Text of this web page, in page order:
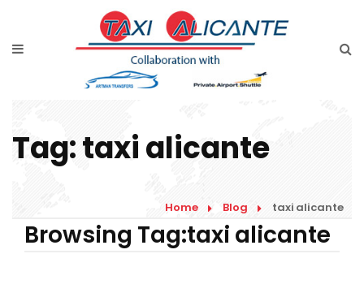
Prijsaanvraag
Blog
Tag:taxi alicante
Home Blog taxi alicante
Browsing Tag:taxi alicante